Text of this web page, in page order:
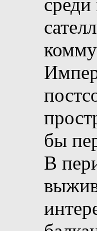
бы
В